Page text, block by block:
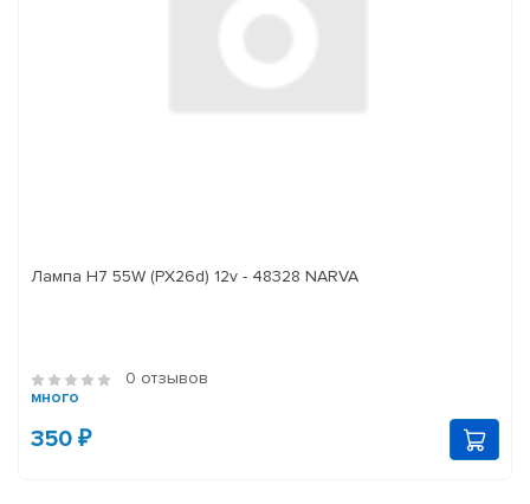
Лампа H7 55W (PX26d) 12v - 48328 NARVA
0 отзывов
много
350 ₽